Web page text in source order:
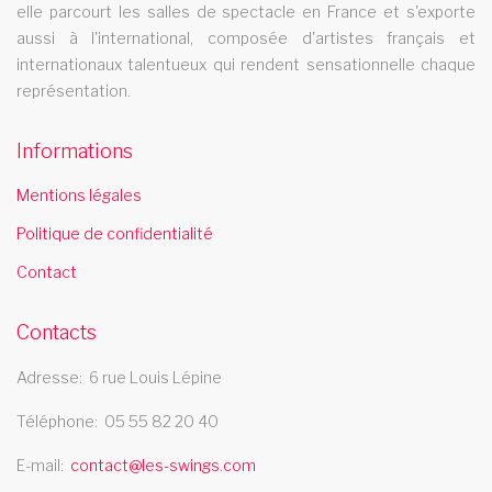
revue cabaret haute normandie
La revue cabaret Les Swings se deplace dans la region haute
marne 77
revue music hall champagne ardegne
cabaret ile de la reunion
Le cabaret Les Swings se deplace dans la region ile de la
french cancan poitou charente
elle parcourt les salles de spectacle en France et s'exporte
aussi à l'international, composée d'artistes français et
internationaux talentueux qui rendent sensationnelle chaque
représentation.
Informations
Mentions légales
Politique de confidentialité
Contact
Contacts
Adresse 6 rue Louis Lépine
Téléphone 05 55 82 20 40
E-mail contact@les-swings.com